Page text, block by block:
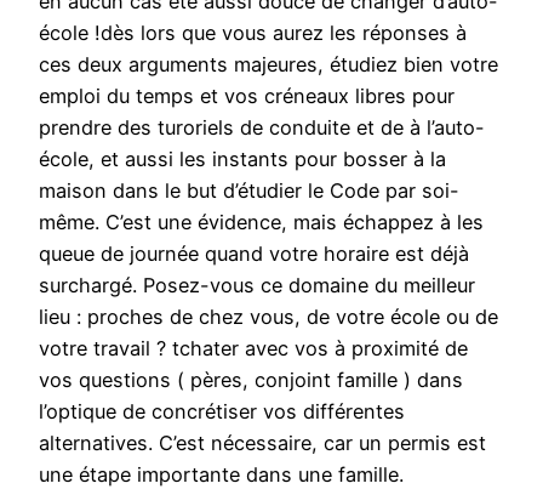
école !dès lors que vous aurez les réponses à
ces deux arguments majeures, étudiez bien votre
emploi du temps et vos créneaux libres pour
prendre des turoriels de conduite et de à l’auto-
école, et aussi les instants pour bosser à la
maison dans le but d’étudier le Code par soi-
même. C’est une évidence, mais échappez à les
queue de journée quand votre horaire est déjà
surchargé. Posez-vous ce domaine du meilleur
lieu : proches de chez vous, de votre école ou de
votre travail ? tchater avec vos à proximité de
vos questions ( pères, conjoint famille ) dans
l’optique de concrétiser vos différentes
alternatives. C’est nécessaire, car un permis est
une étape importante dans une famille.